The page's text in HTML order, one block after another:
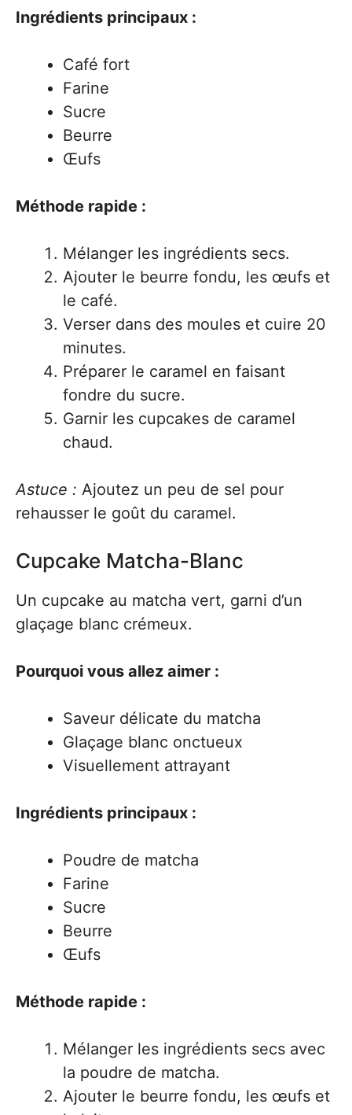
Ingrédients principaux :
Café fort
Farine
Sucre
Beurre
Œufs
Méthode rapide :
Mélanger les ingrédients secs.
Ajouter le beurre fondu, les œufs et
le café.
Verser dans des moules et cuire 20
minutes.
Préparer le caramel en faisant
fondre du sucre.
Garnir les cupcakes de caramel
chaud.
Astuce : Ajoutez un peu de sel pour
rehausser le goût du caramel.
Cupcake Matcha-Blanc
Un cupcake au matcha vert, garni d’un
glaçage blanc crémeux.
Pourquoi vous allez aimer :
Saveur délicate du matcha
Glaçage blanc onctueux
Visuellement attrayant
Ingrédients principaux :
Poudre de matcha
Farine
Sucre
Beurre
Œufs
Méthode rapide :
Mélanger les ingrédients secs avec
la poudre de matcha.
Ajouter le beurre fondu, les œufs et